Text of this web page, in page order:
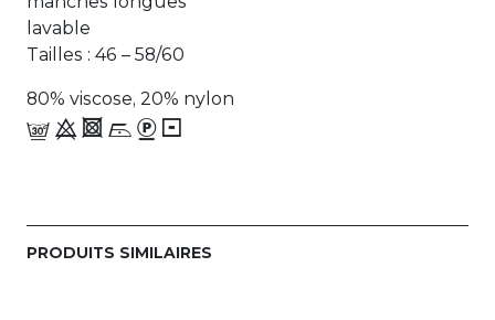
lavable
Tailles : 46 – 58/60
80% viscose, 20% nylon
f 9 4 i_- 6
PRODUITS SIMILAIRES